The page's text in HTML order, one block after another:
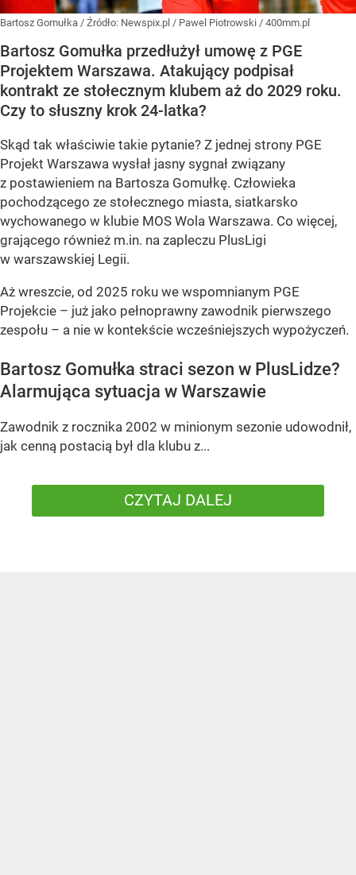
Bartosz Gomułka / Źródło: Newspix.pl / Pawel Piotrowski / 400mm.pl
Bartosz Gomułka przedłużył umowę z PGE
Projektem Warszawa. Atakujący podpisał
kontrakt ze stołecznym klubem aż do 2029 roku.
Czy to słuszny krok 24-latka?
Skąd tak właściwie takie pytanie? Z jednej strony PGE
Projekt Warszawa wysłał jasny sygnał związany
z postawieniem na Bartosza Gomułkę. Człowieka
pochodzącego ze stołecznego miasta, siatkarsko
wychowanego w klubie MOS Wola Warszawa. Co więcej,
grającego również m.in. na zapleczu PlusLigi
w warszawskiej Legii.
Aż wreszcie, od 2025 roku we wspomnianym PGE
Projekcie – już jako pełnoprawny zawodnik pierwszego
zespołu – a nie w kontekście wcześniejszych wypożyczeń.
Bartosz Gomułka straci sezon w PlusLidze?
Alarmująca sytuacja w Warszawie
Zawodnik z rocznika 2002 w minionym sezonie udowodnił,
jak cenną postacią był dla klubu z...
CZYTAJ DALEJ